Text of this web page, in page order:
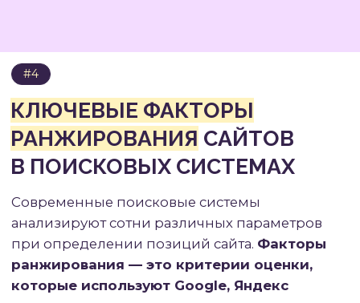
алгоритмов, каждый из которых отвечает
за определенный аспект ранжирования.
В основе лежит алгоритм PageRank,
оценивающий авторитетность страницы
на основе ссылочного графа интернета. Хотя
PageRank больше не является единственным
определяющим фактором, он остается важной
составляющей общей оценки.